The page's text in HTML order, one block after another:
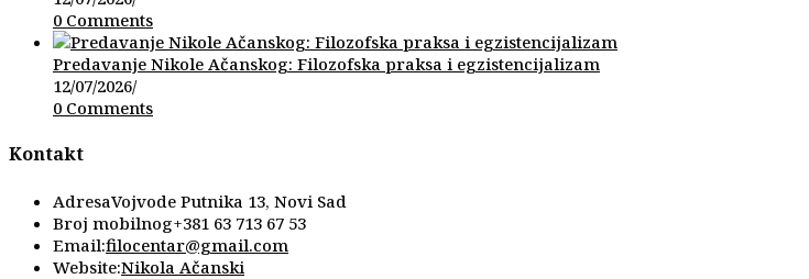
0 Comments
Predavanje Nikole Ačanskog: Filozofska praksa i egzistencijalizam
12/07/2026/
0 Comments
Kontakt
AdresaVojvode Putnika 13, Novi Sad
Broj mobilnog+381 63 713 67 53
Email:filocentar@gmail.com
Website:Nikola Ačanski